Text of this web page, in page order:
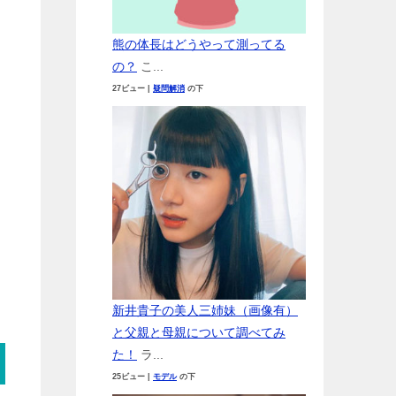
熊の体長はどうやって測ってる
の？ こ...
27ビュー 疑問解消 の下
新井貴子の美人三姉妹（画像有）
と父親と母親について調べてみ
た！
ラ...
25ビュー モデルの下